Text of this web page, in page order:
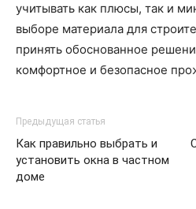
учитывать как плюсы, так и
выборе материала для
принять обоснованное
комфортное и безопасное
Предыдущая статья
Как правильно выбрать и
установить окна в частном
доме